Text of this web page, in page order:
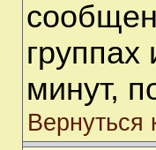
группах
минут,
Вернуться